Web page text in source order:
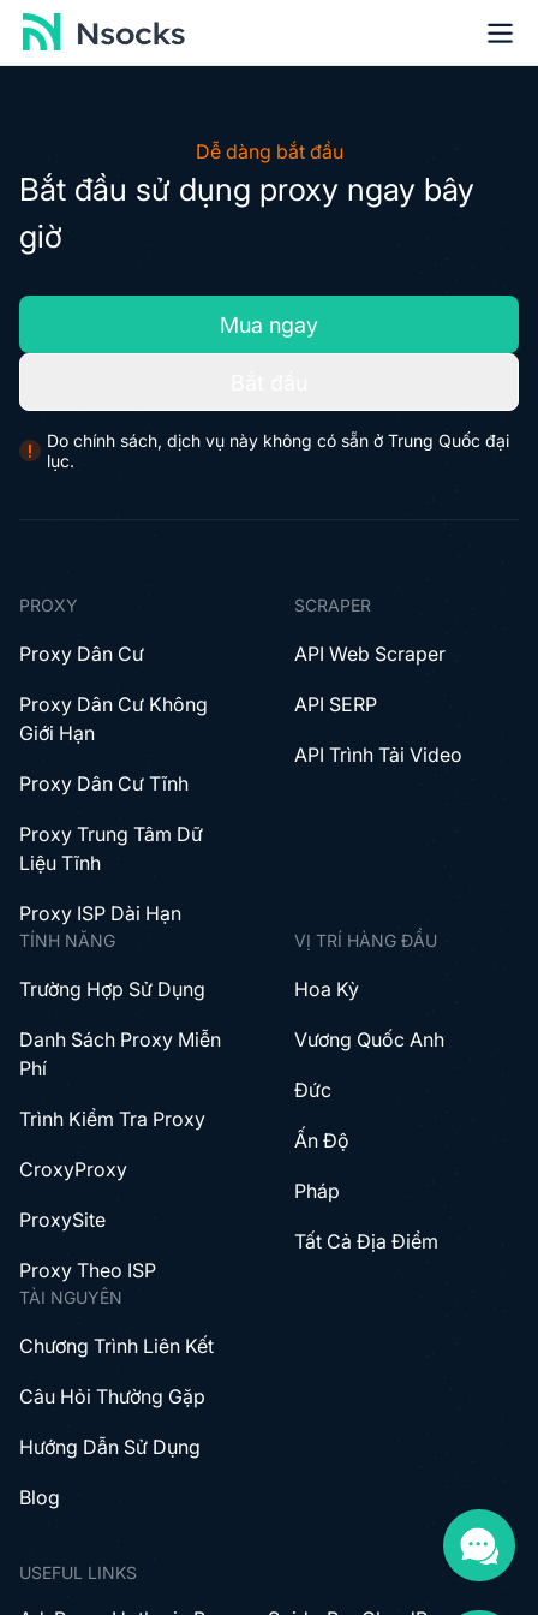
Dễ dàng bắt đầu
Bắt đầu sử dụng proxy ngay bây
giờ
Mua ngay
Do chính sách, dịch vụ này không có sẵn ở Trung Quốc đại
lục.
PROXY
Proxy Dân Cư
Proxy Dân Cư Không
Giới Hạn
Proxy Dân Cư Tĩnh
Proxy Trung Tâm Dữ
Liệu Tĩnh
Proxy ISP Dài Hạn
SCRAPER
API Web Scraper
API SERP
API Trình Tải Video
TÍNH NĂNG
Trường Hợp Sử Dụng
Danh Sách Proxy Miễn
Phí
Trình Kiểm Tra Proxy
CroxyProxy
ProxySite
Proxy Theo ISP
VỊ TRÍ HÀNG ĐẦU
Hoa Kỳ
Vương Quốc Anh
Đức
Ấn Độ
Pháp
Tất Cả Địa Điểm
TÀI NGUYÊN
Chương Trình Liên Kết
Câu Hỏi Thường Gặp
Hướng Dẫn Sử Dụng
Blog
USEFUL LINKS